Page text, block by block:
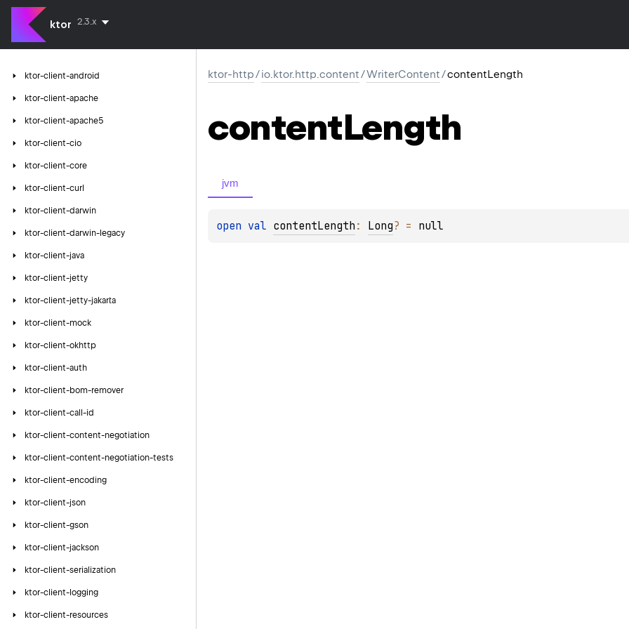
ktor 2.3.x
ktor-client-android
ktor-client-apache
ktor-client-apache5
ktor-client-cio
ktor-client-core
ktor-client-curl
ktor-client-darwin
ktor-client-darwin-legacy
ktor-client-java
ktor-client-jetty
ktor-client-jetty-jakarta
ktor-client-mock
ktor-client-okhttp
ktor-client-auth
ktor-client-bom-remover
ktor-client-call-id
ktor-client-content-negotiation
ktor-client-content-negotiation-tests
ktor-client-encoding
ktor-client-json
ktor-client-gson
ktor-client-jackson
ktor-client-serialization
ktor-client-logging
ktor-client-resources
ktor-http/io.ktor.http.content/WriterContent/contentLength
contentLength
jvm
open val contentLength : Long? = null